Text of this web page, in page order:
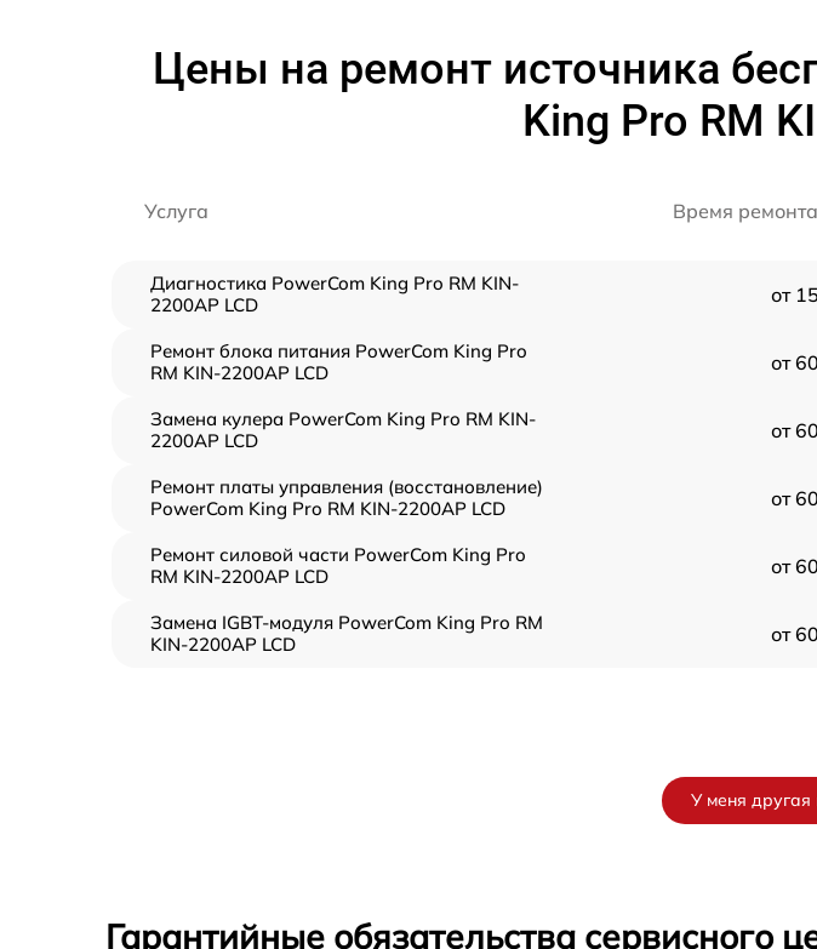
Цены на ремонт источника
King Pro RM
Услуга Время ремонта
Диагностика PowerCom King Pro RM KIN-
2200AP LCD
от
Ремонт блока питания PowerCom King Pro
RM KIN-2200AP LCD
от
Замена кулера PowerCom King Pro RM KIN-
2200AP LCD
от
Ремонт платы управления (восстановление)
PowerCom King Pro RM KIN-2200AP LCD
от
Ремонт силовой части PowerCom King Pro
RM KIN-2200AP LCD
от
Замена IGBT-модуля PowerCom King Pro RM
KIN-2200AP LCD
от
У меня другая
Гарантийные обязательства сервисного